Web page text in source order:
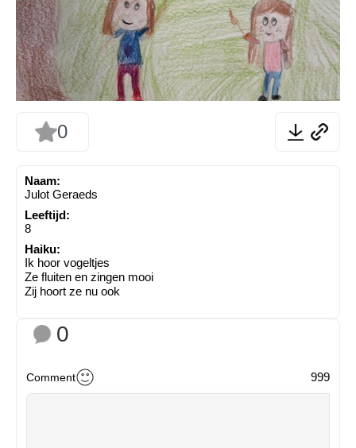
0
Naam:
Julot Geraeds
Leeftijd:
8
Haiku:
Ik hoor vogeltjes
Ze fluiten en zingen mooi
Zij hoort ze nu ook
0
Comment 999